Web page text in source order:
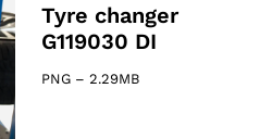
Tyre changer
G119030 DI
PNG – 2.29MB